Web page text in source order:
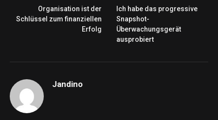
Organisation ist der
Schlüssel zum finanziellen
Erfolg
Ich habe das progressive
Snapshot-
Überwachungsgerät
ausprobiert
Jandino